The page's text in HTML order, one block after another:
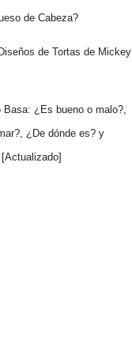
de Cabeza?
de Tortas de Mickey
Basa: ¿Es bueno o malo?,
¿De dónde es? y